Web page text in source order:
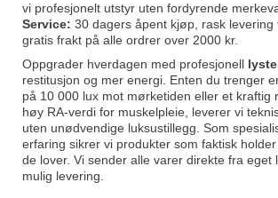
vi profesjonelt utstyr uten fordyrende
Service: 30 dagers åpent kjøp, rask levering
gratis frakt på alle ordrer over 2000 kr.
Oppgrader hverdagen med profesjonell
restitusjon og mer energi. Enten du trenger
på 10 000 lux mot mørketiden eller et kraftig
høy RA-verdi for muskelpleie, leverer vi
uten unødvendige luksustillegg. Som
erfaring sikrer vi produkter som faktisk
de lover. Vi sender alle varer direkte fra eget
mulig levering.